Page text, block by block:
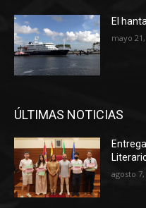
El
mayo
ÚLTIMAS NOTICIAS
agosto 7,